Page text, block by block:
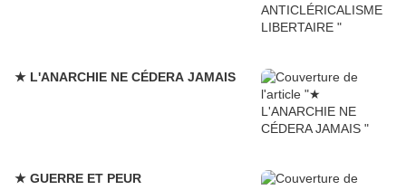
★ L'ANARCHIE NE CÉDERA JAMAIS
★ GUERRE ET PEUR